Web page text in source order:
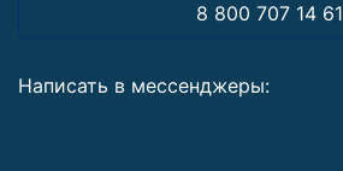
8 800 707 14 61
Написать в мессенджеры: